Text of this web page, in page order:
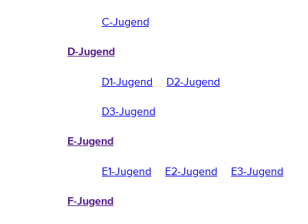
C-Jugend
D-Jugend
D1-Jugend
D2-Jugend
D3-Jugend
E-Jugend
E1-Jugend E2-Jugend E3-Jugend
F-Jugend